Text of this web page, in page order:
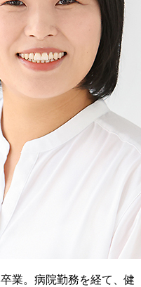
業。病院勤務を経て、健